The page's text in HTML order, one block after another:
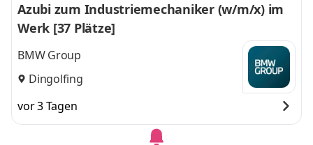
Azubi zum Industriemechaniker (w/m/x) im
Werk [37 Plätze]
BMW Group
Dingolfing
vor 3 Tagen